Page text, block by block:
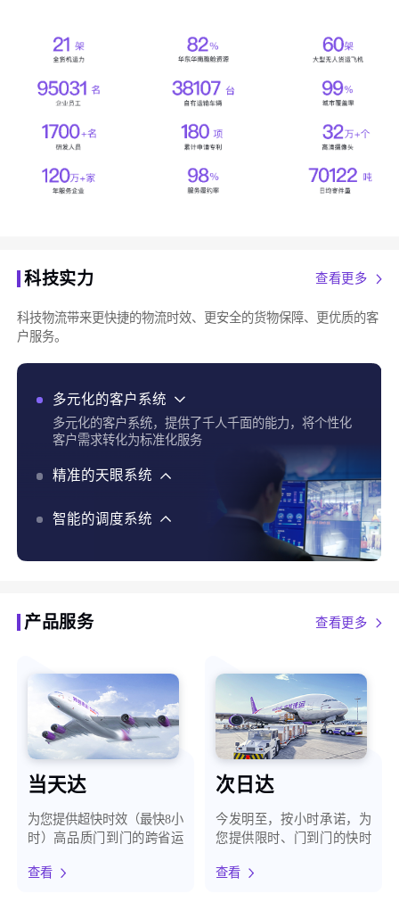
科技实力 查看更多
科技物流带来更快捷的物流时效、更安全的货物保障、更优质的客
户服务。
多元化的客户系统
多元化的客户系统，提供了千人千面的能力，将个性化
客户需求转化为标准化服务
精准的天眼系统
精准的天眼系统，实现了货物实时追踪、全程运输可视
化、智能预警，最大程度保障客户货物安全
智能的调度系统
智能的调度系统，使用AI、大数据、自有地图等能力，
结合货构、天气、路况等百种维度，为客户提供最优时
产品服务 查看更多
当天达
为您提供超快时效（最快8小
时）高品质门到门的跨省运
查看
次日达
今发明至，按小时承诺，为
您提供限时、门到门的快时
查看